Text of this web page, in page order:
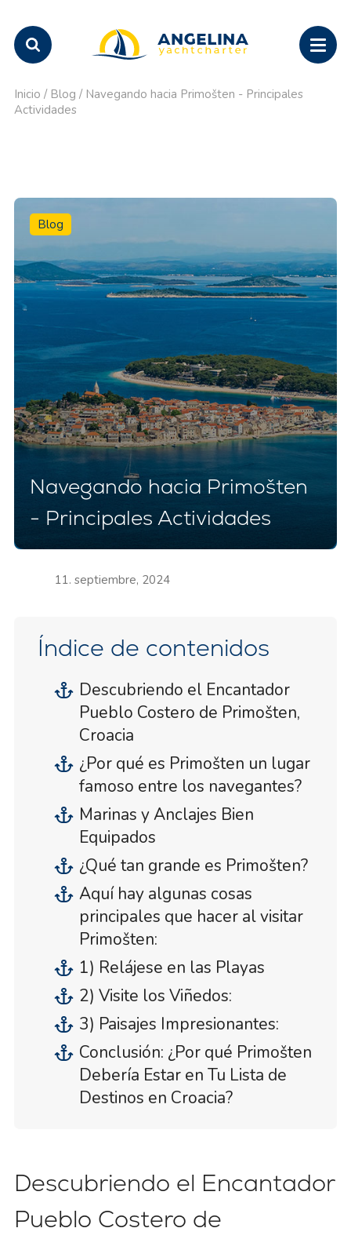
Inicio / Blog / Navegando hacia Primošten - Principales
Actividades
Blog
Navegando hacia Primošten
- Principales Actividades
11. septiembre, 2024
Índice de contenidos
Descubriendo el Encantador
Pueblo Costero de Primošten,
Croacia
¿Por qué es Primošten un lugar
famoso entre los navegantes?
Marinas y Anclajes Bien
Equipados
¿Qué tan grande es Primošten?
Aquí hay algunas cosas
principales que hacer al visitar
Primošten:
1) Relájese en las Playas
2) Visite los Viñedos:
3) Paisajes Impresionantes:
Conclusión: ¿Por qué Primošten
Debería Estar en Tu Lista de
Destinos en Croacia?
Descubriendo el Encantador
Pueblo Costero de